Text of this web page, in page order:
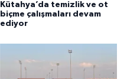
Kütahya’da temizlik ve ot
biçme çalışmaları devam
ediyor